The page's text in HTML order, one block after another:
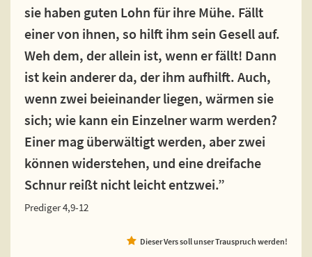
sie haben guten Lohn für ihre Mühe. Fällt
einer von ihnen, so hilft ihm sein Gesell auf.
Weh dem, der allein ist, wenn er fällt! Dann
ist kein anderer da, der ihm aufhilft. Auch,
wenn zwei beieinander liegen, wärmen sie
sich; wie kann ein Einzelner warm werden?
Einer mag überwältigt werden, aber zwei
können widerstehen, und eine dreifache
Schnur reißt nicht leicht entzwei.”
Prediger 4,9-12
Dieser Vers soll unser Trauspruch werden!